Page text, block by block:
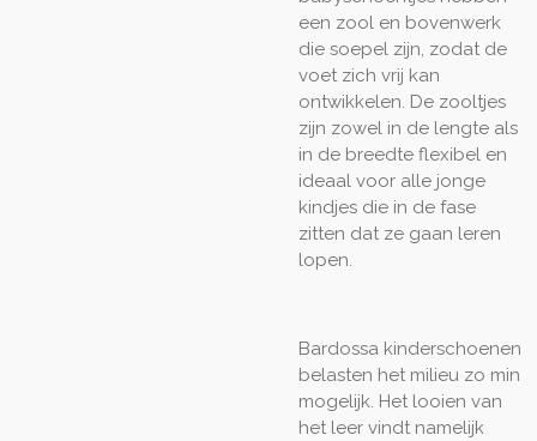
een zool en bovenwerk
die soepel zijn, zodat de
voet zich vrij kan
ontwikkelen. De zooltjes
zijn zowel in de lengte als
in de breedte flexibel en
ideaal voor alle jonge
kindjes die in de fase
zitten dat ze gaan leren
lopen.
Bardossa kinderschoenen
belasten het milieu zo min
mogelijk. Het looien van
het leer vindt namelijk